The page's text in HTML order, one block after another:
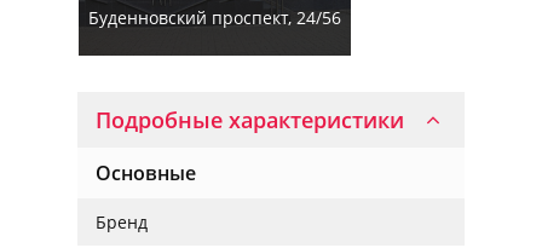
Буденновский проспект, 24/56
Подробные характеристики
Основные
Бренд